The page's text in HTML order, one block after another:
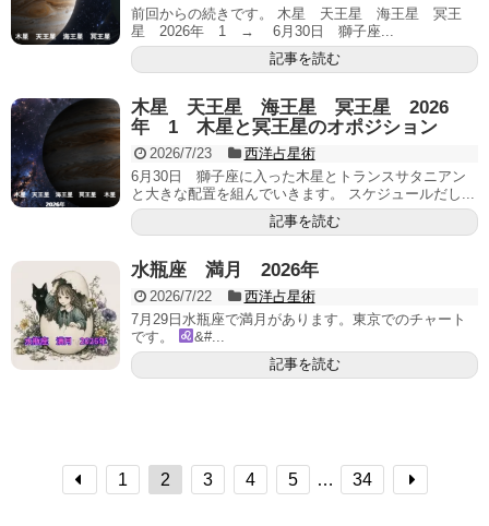
前回からの続きです。 木星 天王星 海王星 冥王
星 2026年 1 → 6月30日 獅子座...
記事を読む
木星 天王星 海王星 冥王星 2026
年 1 木星と冥王星のオポジション
2026/7/23
西洋占星術
6月30日 獅子座に入った木星とトランスサタニアン
と大きな配置を組んでいきます。 スケジュールだし...
記事を読む
水瓶座 満月 2026年
2026/7/22
西洋占星術
7月29日水瓶座で満月があります。東京でのチャート
です。
&#...
記事を読む
1 2 3 4 5 … 34